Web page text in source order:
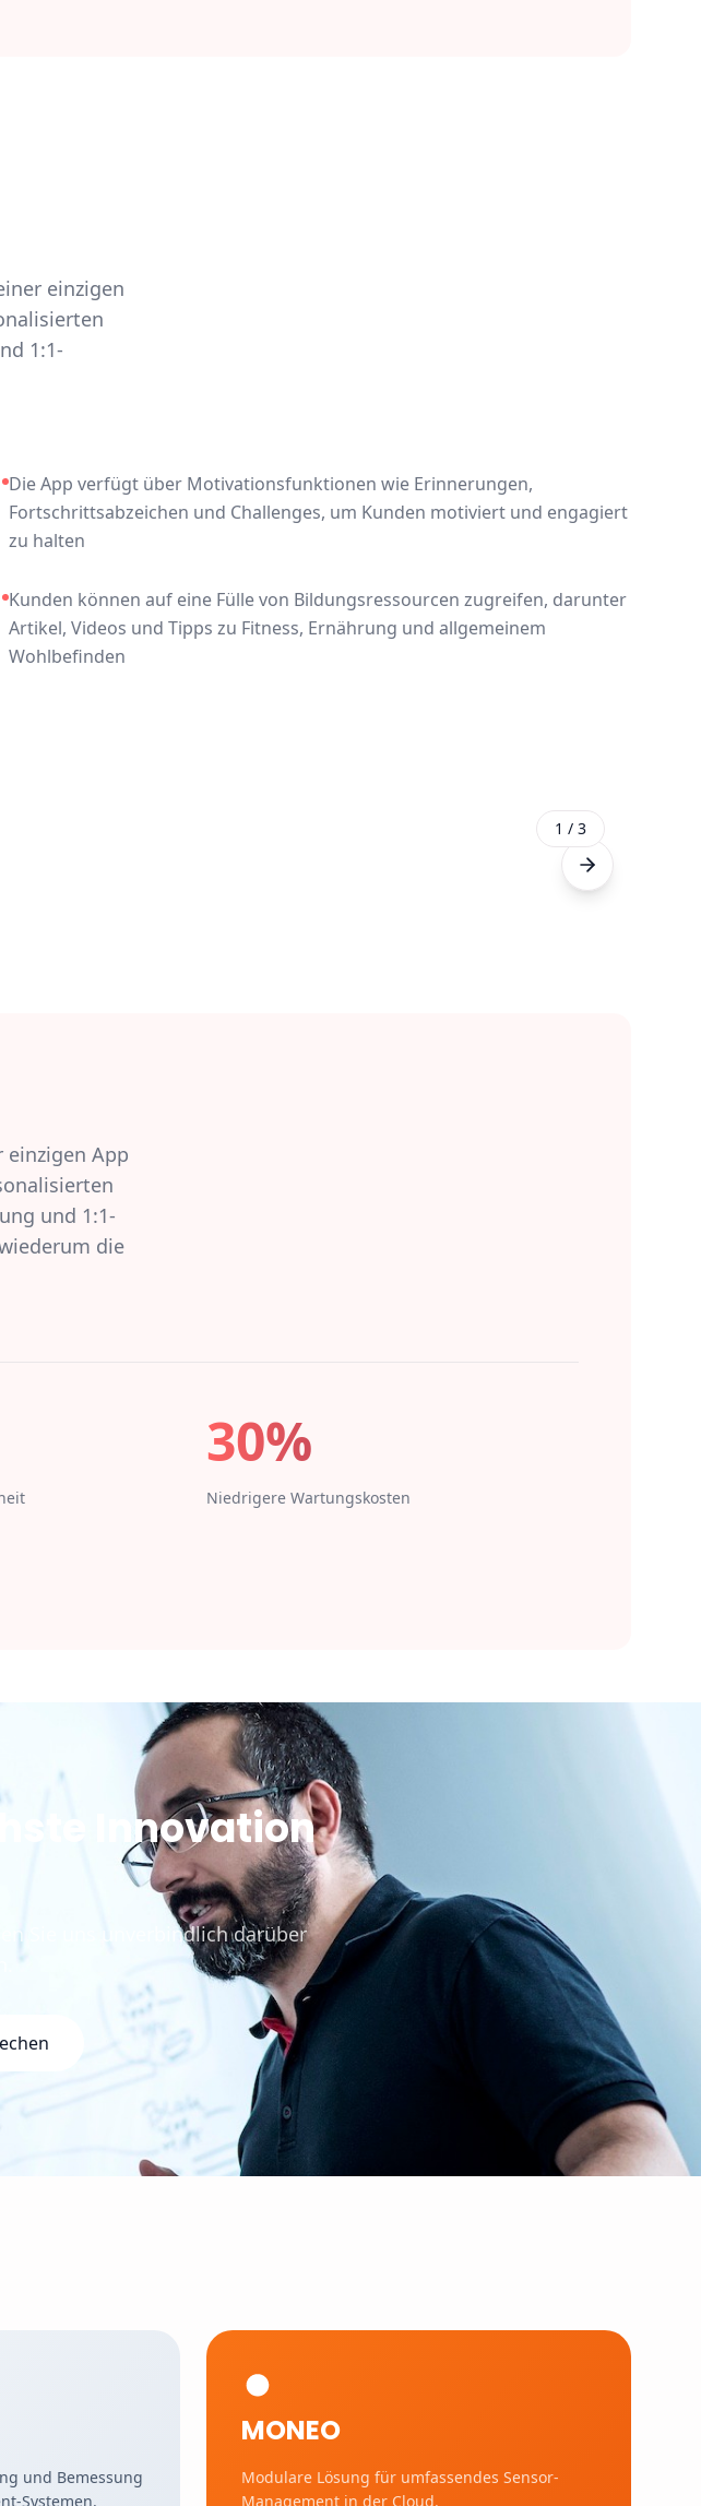
einzigen
1:1-
Die App verfügt über Motivationsfunktionen wie Erinnerungen,
Fortschrittsabzeichen und Challenges, um Kunden motiviert und engagiert
zu halten
Kunden können auf eine Fülle von Bildungsressourcen zugreifen, darunter
Artikel, Videos und Tipps zu Fitness, Ernährung und allgemeinem
Wohlbefinden
1 / 3
App
und 1:1-
die
30%
Niedrigere Wartungskosten
Innovation
Sie uns unverbindlich darüber
und Bemessung
Systemen.
MONEO
Modulare Lösung für umfassendes Sensor-
Management in der Cloud.